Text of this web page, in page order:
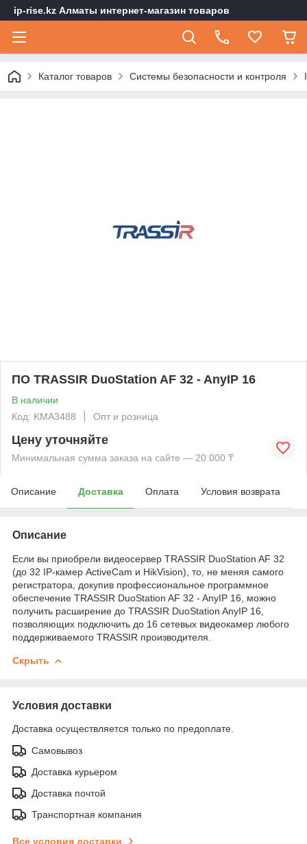
ip-rise.kz Алматы интернет-магазин товаров
Каталог товаров Системы безопасности и контроля
ПО TRASSIR DuoStation AF 32 - AnyIP 16
В наличии
Код: KMА3488
Опт и розница
Цену уточняйте
Минимальная сумма заказа на сайте — 20 000 ₸
Описание Доставка Оплата Условия возврата
Описание
Если вы приобрели видеосервер TRASSIR DuoStation AF 32
(до 32 IP-камер ActiveCam и HikVision), то, не меняя самого
регистратора, докупив профессиональное программное
обеспечение TRASSIR DuoStation AF 32 - AnyIP 16, можно
получить расширение до TRASSIR DuoStation AnyIP 16,
позволяющих подключить до 16 сетевых видеокамер любого
поддерживаемого TRASSIR производителя.
Скрыть
Условия доставки
Доставка осуществляется только по предоплате.
Самовывоз
Доставка курьером
Доставка почтой
Транспортная компания
Все условия доставки